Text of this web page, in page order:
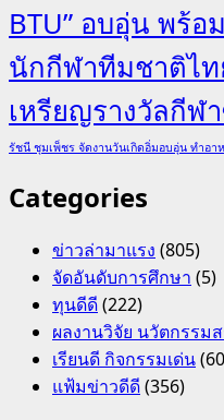
BTU” อบอุ่น พร้
นักกีฬาทีมชาติไ
เหรียญรางวัลกีฬ
รัชนี ชุมเพ็ชร จัดงานวันเกิดอิ่มอบอุ่น ทำอ
Categories
ข่าวล่ามาแรง (805)
จัดอันดับการศึกษา (5)
ทุนดีดี(222)
ผลงานวิจัย นวัตกรรม
เรียนดี กิจกรรมเด่น
แฟ้มข่าวดีดี(356)